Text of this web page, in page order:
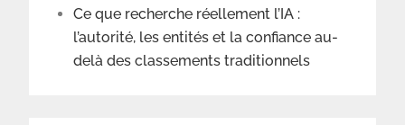
Ce que recherche réellement l’IA :
l’autorité, les entités et la confiance au-
delà des classements traditionnels